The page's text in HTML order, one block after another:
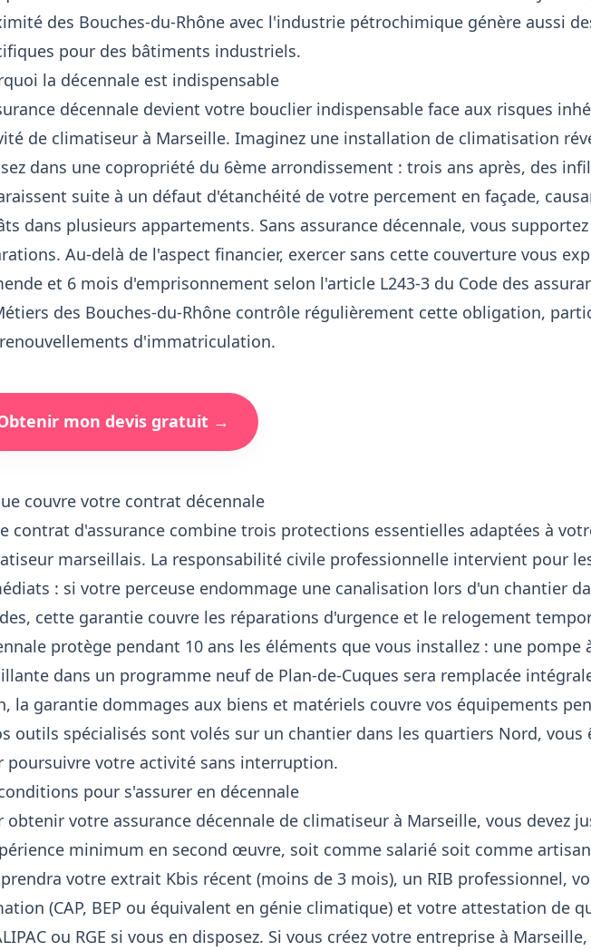
des Bouches-du-Rhône avec l'industrie pétrochimique génère aussi
pour des bâtiments industriels.
la décennale est indispensable
décennale devient votre bouclier indispensable face aux risques
de climatiseur à Marseille. Imaginez une installation de climatisation
dans une copropriété du 6ème arrondissement : trois ans après, des
suite à un défaut d'étanchéité de votre percement en façade,
dans plusieurs appartements. Sans assurance décennale, vous
Au-delà de l'aspect financier, exercer sans cette couverture vous
et 6 mois d'emprisonnement selon l'article L243-3 du Code des
des Bouches-du-Rhône contrôle régulièrement cette obligation,
d'immatriculation.
mon devis gratuit →
couvre votre contrat décennale
contrat d'assurance combine trois protections essentielles adaptées à
marseillais. La responsabilité civile professionnelle intervient pour
: si votre perceuse endommage une canalisation lors d'un chantier
cette garantie couvre les réparations d'urgence et le relogement
protège pendant 10 ans les éléments que vous installez : une pompe
dans un programme neuf de Plan-de-Cuques sera remplacée
la garantie dommages aux biens et matériels couvre vos équipements
outils spécialisés sont volés sur un chantier dans les quartiers Nord, vous
poursuivre votre activité sans interruption.
pour s'assurer en décennale
obtenir votre assurance décennale de climatiseur à Marseille, vous devez
minimum en second œuvre, soit comme salarié soit comme
votre extrait Kbis récent (moins de 3 mois), un RIB professionnel,
(CAP, BEP ou équivalent en génie climatique) et votre attestation de
ou RGE si vous en disposez. Si vous créez votre entreprise à